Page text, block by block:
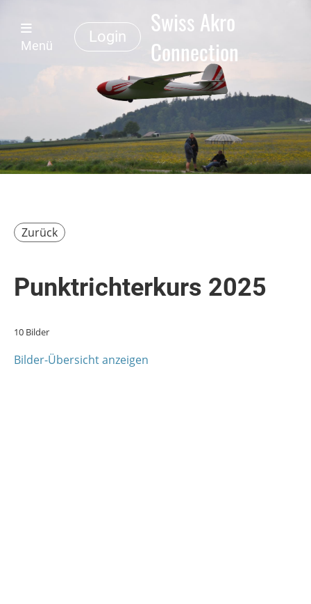
Swiss Akro
Connection
Login
Menü
Zurück
Punktrichterkurs 2025
10 Bilder
Bilder-Übersicht anzeigen